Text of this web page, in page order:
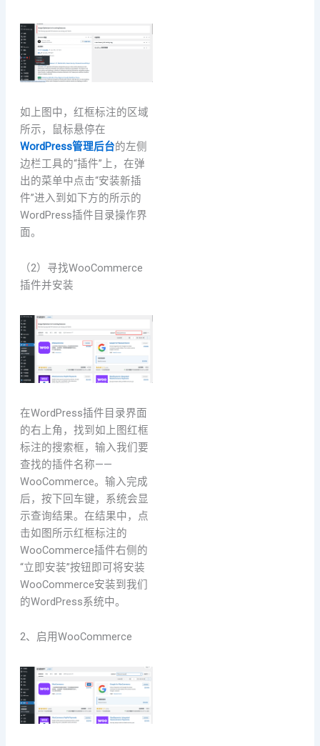
如上图中，红框标注的区域
所示，鼠标悬停在
WordPress管理后台的左侧
边栏工具的“插件”上，在弹
出的菜单中点击“安装新插
件”进入到如下方的所示的
WordPress插件目录操作界
面。
（2）寻找WooCommerce
插件并安装
在WordPress插件目录界面
的右上角，找到如上图红框
标注的搜索框，输入我们要
查找的插件名称——
WooCommerce。输入完成
后，按下回车键，系统会显
示查询结果。在结果中，点
击如图所示红框标注的
WooCommerce插件右侧的
“立即安装”按钮即可将安装
WooCommerce安装到我们
的WordPress系统中。
2、启用WooCommerce